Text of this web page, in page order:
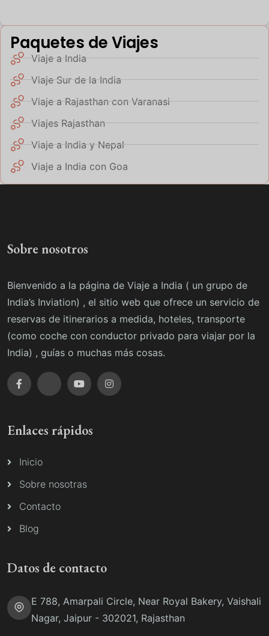
Paquetes de Viajes
Viaje a India
Viaje Sur de la India
Viaje a Rajasthan con Varanasi
Viajes Rajasthan
Viaje a India y Nepal
Viaje a India con Goa
Sobre nosotros
Bienvenido a la página de Viaje a India ( un grupo de
India’s Inviation) , el sitio web que ofrece un servicio de
reservas de itinerarios a medida, hoteles, transporte
(como coche con conductor privado para viajar por la
India) , guías o muchas más cosas.
Enlaces rápidos
Inicio
Sobre nosotras
Contacto
Blog
Datos de contacto
E 788, Amarpali Circle, Near Royal Bakery, Vaishali
Nagar, Jaipur - 302021, Rajasthan